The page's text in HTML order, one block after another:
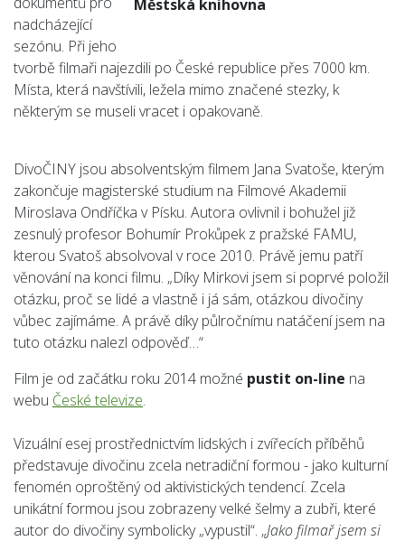
Městská knihovna
nadcházející
sezónu. Při jeho
tvorbě filmaři najezdili po České republice přes 7000 km.
Místa, která navštívili, ležela mimo značené stezky, k
některým se museli vracet i opakovaně.
DivoČINY jsou absolventským filmem Jana Svatoše, kterým
zakončuje magisterské studium na Filmové Akademii
Miroslava Ondříčka v Písku. Autora ovlivnil i bohužel již
zesnulý profesor Bohumír Prokůpek z pražské FAMU,
kterou Svatoš absolvoval v roce 2010. Právě jemu patří
věnování na konci filmu. „Díky Mirkovi jsem si poprvé položil
otázku, proč se lidé a vlastně i já sám, otázkou divočiny
vůbec zajímáme. A právě díky půlročnímu natáčení jsem na
tuto otázku nalezl odpověď…“
Film je od začátku roku 2014 možné pustit on-line na
webu České televize.
Vizuální esej prostřednictvím lidských i zvířecích příběhů
představuje divočinu zcela netradiční formou - jako kulturní
fenomén oproštěný od aktivistických tendencí. Zcela
unikátní formou jsou zobrazeny velké šelmy a zubři, které
autor do divočiny symbolicky „vypustil“. „Jako filmař jsem si